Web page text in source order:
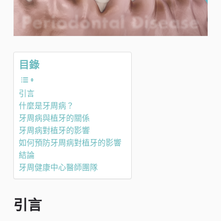
目錄
引言
什麼是牙周病？
牙周病與植牙的關係
牙周病對植牙的影響
如何預防牙周病對植牙的影響
結論
牙周健康中心醫師團隊
引言